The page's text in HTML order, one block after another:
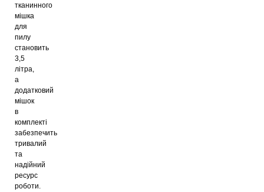
тканинного
мішка
для
пилу
становить
3,5
літра,
а
додатковий
мішок
в
комплекті
забезпечить
тривалий
та
надійний
ресурс
роботи.